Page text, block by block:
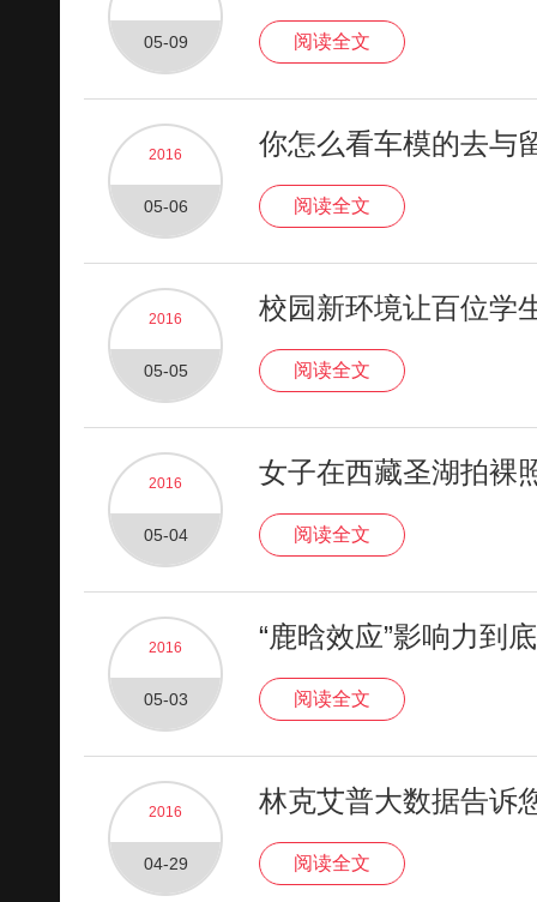
05-09 阅读全文
2016
05-06
你怎么看车模的去与
阅读全文
2016
05-05
校园新环境让百位学
阅读全文
2016
05-04
女子在西藏圣湖拍裸
阅读全文
2016
05-03
“鹿晗效应”影响力到
阅读全文
2016
04-29
林克艾普大数据告诉
阅读全文